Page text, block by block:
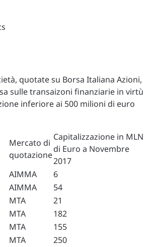
quotate su Borsa Italiana Azioni,
sulle transaizoni finanziarie in virtù
inferiore ai 500 milioni di euro
Mercato di
quotazione
Capitalizzazione in MLN
di Euro a Novembre
2017
AIMMA
6
AIMMA
54
MTA
21
MTA
182
MTA
155
MTA
250